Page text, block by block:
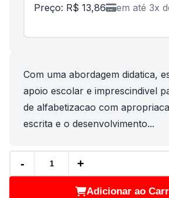
Preço: R$ 13,86 em até 3x
Com uma abordagem didatica,
apoio escolar e imprescindivel
de alfabetizacao com
escrita e o desenvolvimento...
- +
Adicionar ao